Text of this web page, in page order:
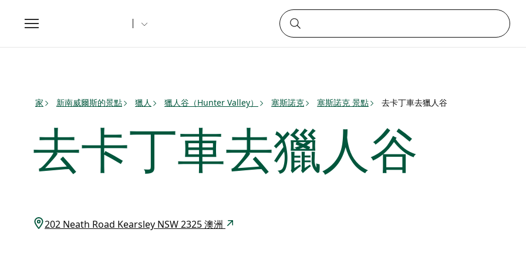
Toggle
navigation
家 新南威爾斯的景點 獵人 獵人谷（Hunter Valley） 塞斯諾克 塞斯諾克 景點 去卡丁車去獵人谷
去卡丁車去獵人谷
202 Neath Road Kearsley NSW 2325 澳洲